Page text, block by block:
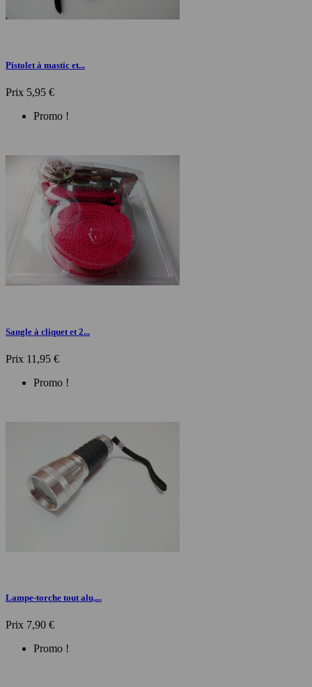
Pistolet à mastic et...
Prix 5,95 €
Promo !
Sangle à cliquet et 2...
Prix 11,95 €
Promo !
Lampe-torche tout alu,...
Prix 7,90 €
Promo !